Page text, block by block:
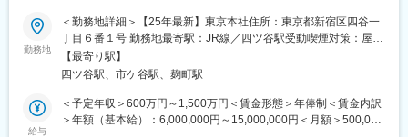
ールに則った要件やソリューションの対応を進めたり、イシュイ
ング・アクワイアリング事業を拡大するためにブランドとの協
議・折衝を行うグループとなります。
審査企画本部は、データとデジタルテクノロジーによって事業・
サービス・働き方の変革を推進し、各事業部と伴走しながら、デ
ータドリブンな意思決定を牽引する組織です。
その中で審査分析部は、AIや機械学習を活用した分析を通じて、
審査および債権回収領域の課題解決を担っています。課題抽出か
らモデリング、業務実装、効果検証までを一貫して推進し、事業
勤務地
＜勤務地詳細＞【25年最新】東京本社住所：東京都新宿区四谷一
丁目６番１号 勤務地最寄駅：JR線／四ツ谷駅受動喫煙対策：屋内
喫煙可能場所あり変更の範囲：本文参照
【最寄り駅】
四ツ谷駅、市ケ谷駅、麹町駅
給与
＜予定年収＞600万円～1,500万円＜賃金形態＞年俸制＜賃金内訳
＞年額（基本給）：6,000,000円～15,000,000円＜月額＞500,000